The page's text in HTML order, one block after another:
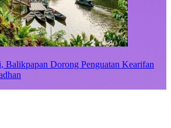
Balikpapan Dorong Penguatan Kearifan